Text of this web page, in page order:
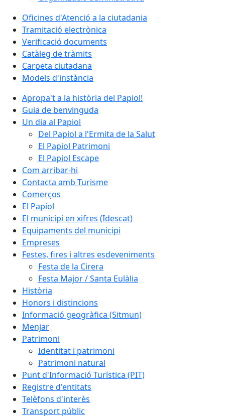
Oficines d'Atenció a la ciutadania
Tramitació electrònica
Verificació documents
Catàleg de tràmits
Carpeta ciutadana
Models d'instància
Apropa't a la història del Papiol!
Guia de benvinguda
Un dia al Papiol
Del Papiol a l'Ermita de la Salut
El Papiol Patrimoni
El Papiol Escape
Com arribar-hi
Contacta amb Turisme
Comerços
El Papiol
El municipi en xifres (Idescat)
Equipaments del municipi
Empreses
Festes, fires i altres esdeveniments
Festa de la Cirera
Festa Major / Santa Eulàlia
Història
Honors i distincions
Informació geogràfica (Sitmun)
Menjar
Patrimoni
Identitat i patrimoni
Patrimoni natural
Punt d'Informació Turística (PIT)
Registre d'entitats
Telèfons d'interès
Transport públic